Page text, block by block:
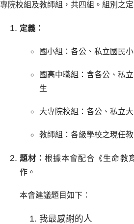
專院校組及教師組，共四組。組別之定
定義：
國小組：各公、私立國民
國高中職組：含各公、私
生
大專院校組：各公、私立
教師組：各級學校之現任
題材：根據本會配合《生命教
作。
本會建議題目如下：
我最感謝的人